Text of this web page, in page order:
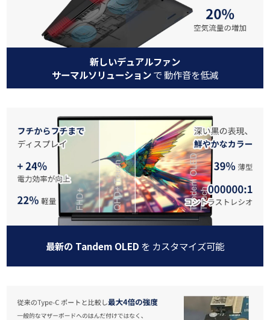
新しいデュアルファン
サーマルソリューションで 動作音を低減
最新の Tandem OLED を カスタマイズ可能